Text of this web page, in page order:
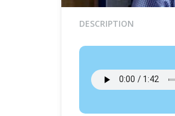
DESCRIPTION